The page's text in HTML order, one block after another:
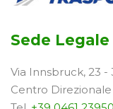
Sede
Via Innsbruck, 23 -
Centro